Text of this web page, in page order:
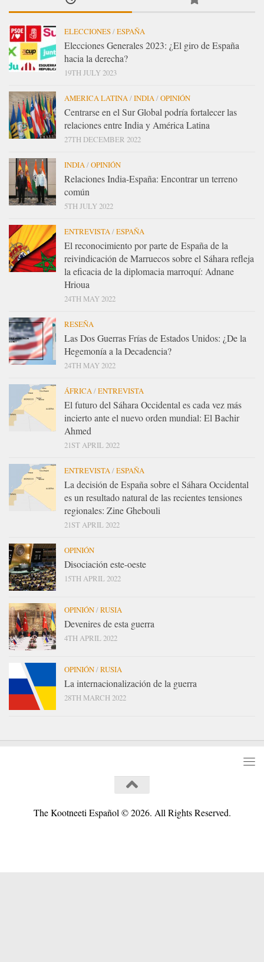
ELECCIONES/ESPAÑA
Elecciones Generales 2023: ¿El giro de España
hacia la derecha?
19TH JULY 2023
AMERICA LATINA /INDIA /OPINIÓN
Centrarse en el Sur Global podría fortalecer las
relaciones entre India y América Latina
27TH DECEMBER 2022
INDIA /OPINIÓN
Relaciones India-España: Encontrar un terreno
común
5TH JULY 2022
ENTREVISTA /ESPAÑA
El reconocimiento por parte de España de la
reivindicación de Marruecos sobre el Sáhara refleja
la eficacia de la diplomacia marroquí: Adnane
Hrioua
24TH MAY 2022
RESEÑA
Las Dos Guerras Frías de Estados Unidos: ¿De la
Hegemonía a la Decadencia?
24TH MAY 2022
ÁFRICA /ENTREVISTA
El futuro del Sáhara Occidental es cada vez más
incierto ante el nuevo orden mundial: El Bachir
Ahmed
21ST APRIL 2022
ENTREVISTA /ESPAÑA
La decisión de España sobre el Sáhara Occidental
es un resultado natural de las recientes tensiones
regionales: Zine Ghebouli
21ST APRIL 2022
OPINIÓN
Disociación este-oeste
15TH APRIL 2022
OPINIÓN/RUSIA
Devenires de esta guerra
4TH APRIL 2022
OPINIÓN/RUSIA
La internacionalización de la guerra
28TH MARCH 2022
The Kootneeti Español © 2026. All Rights Reserved.